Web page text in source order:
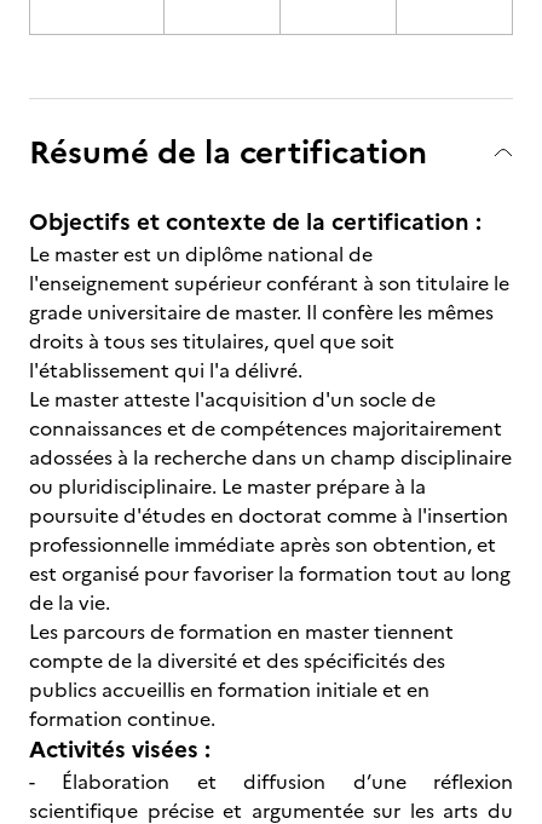
Résumé de la certification
Objectifs et contexte de la certification :
Le master est un diplôme national de
l'enseignement supérieur conférant à son titulaire le
grade universitaire de master. Il confère les mêmes
droits à tous ses titulaires, quel que soit
l'établissement qui l'a délivré.
Le master atteste l'acquisition d'un socle de
connaissances et de compétences majoritairement
adossées à la recherche dans un champ disciplinaire
ou pluridisciplinaire. Le master prépare à la
poursuite d'études en doctorat comme à l'insertion
professionnelle immédiate après son obtention, et
est organisé pour favoriser la formation tout au long
de la vie.
Les parcours de formation en master tiennent
compte de la diversité et des spécificités des
publics accueillis en formation initiale et en
formation continue.
Activités visées :
- Élaboration et diffusion d’une réflexion
scientifique précise et argumentée sur les arts du